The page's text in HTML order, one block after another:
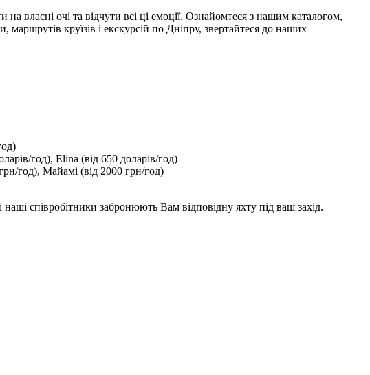
власні очі та відчути всі ці емоції. Ознайомтеся з нашим каталогом,
круїзів і екскурсій по Дніпру, звертайтеся до наших
год), Elina (від 650 доларів/год)
год), Майамі (від 2000 грн/год)
співробітники забронюють Вам відповідну яхту під ваш захід.